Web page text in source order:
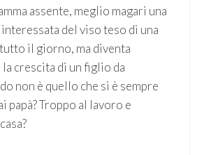
assente, meglio magari una
del viso teso di una
tutto il giorno, ma diventa
crescita di un figlio da
non è quello che si è sempre
papà? Troppo al lavoro e